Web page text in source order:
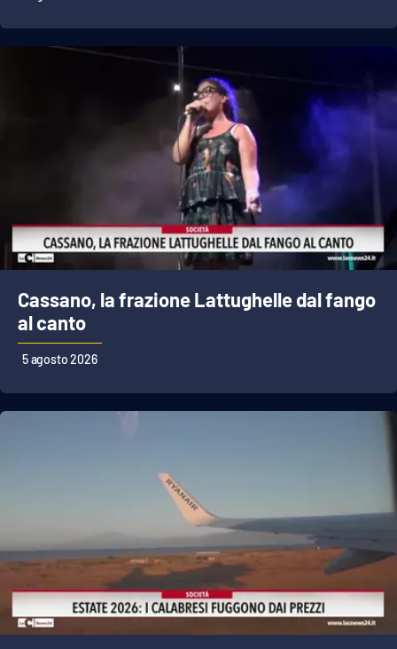
Cassano, la frazione Lattughelle dal fango
al canto
5 agosto 2026